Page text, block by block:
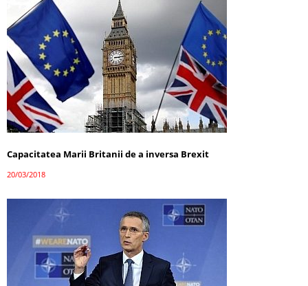
Capacitatea Marii Britanii de a inversa Brexit
20/03/2018